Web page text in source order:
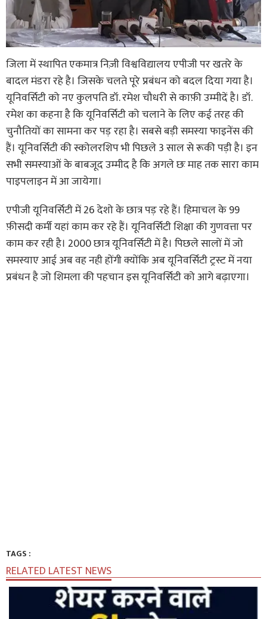
जिला में स्थापित एकमात्र निज़ी विश्वविद्यालय एपीजी पर खतरे के
बादल मंडरा रहे है। जिसके चलते पूरे प्रबंधन को बदल दिया गया है।
यूनिवर्सिटी को नए कुलपति डॉ. रमेश चौधरी से काफ़ी उम्मीदें है। डॉ.
रमेश का कहना है कि यूनिवर्सिटी को चलाने के लिए कई तरह की
चुनौतियों का सामना कर पड़ रहा है। सबसे बड़ी समस्या फाइनेंस की
हैं। यूनिवर्सिटी की स्कोलरशिप भी पिछले 3 साल से रूकी पड़ी है। इन
सभी समस्याओं के बाबजूद उम्मीद है कि अगले छः माह तक सारा काम
पाइपलाइन में आ जायेगा।
एपीजी यूनिवर्सिटी में 26 देशो के छात्र पड़ रहे हैं। हिमाचल के 99
फ़ीसदी कर्मी यहां काम कर रहे हैं। यूनिवर्सिटी शिक्षा की गुणवत्ता पर
काम कर रही है। 2000 छात्र यूनिवर्सिटी में है। पिछले सालों में जो
समस्याए आई अब वह नही होंगी क्योंकि अब यूनिवर्सिटी ट्रस्ट में नया
प्रबंधन है जो शिमला की पहचान इस यूनिवर्सिटी को आगे बढ़ाएगा।
TAGS :
RELATED LATEST NEWS